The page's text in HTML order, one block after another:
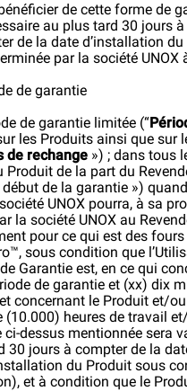
de cette forme de
au plus tard 30 jours
de la date d’installation
par la société UNOX
de garantie
de garantie limitée (“
les Produits ainsi que
de rechange ») ; dans tous
Produit de la part du
début de la garantie »)
UNOX pourra, à sa
la société UNOX au
pour ce qui est des fours
sous condition que
Garantie est, en ce qui
de garantie et (xx) dix
concernant le Produit et/
(10.000) heures de travail
ci-dessus mentionnée sera
30 jours à compter de la
du Produit sous
et à condition que le